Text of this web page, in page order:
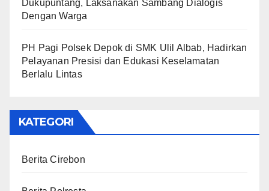
Dukupuntang, Laksanakan Sambang Dialogis
Dengan Warga
PH Pagi Polsek Depok di SMK Ulil Albab, Hadirkan
Pelayanan Presisi dan Edukasi Keselamatan
Berlalu Lintas
KATEGORI
Berita Cirebon